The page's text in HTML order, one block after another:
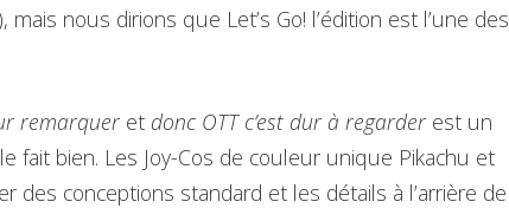
nous dirions que Let’s Go! l’édition est l’une des
remarquer et donc OTT c’est dur à regarder est un
fait bien. Les Joy-Cos de couleur unique Pikachu et
des conceptions standard et les détails à l’arrière de